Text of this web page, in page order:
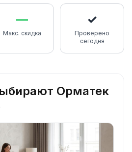
—
Макс. скидка
✓
Проверено
сегодня
Орматек